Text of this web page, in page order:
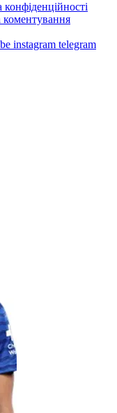
конфіденційності
instagram telegram